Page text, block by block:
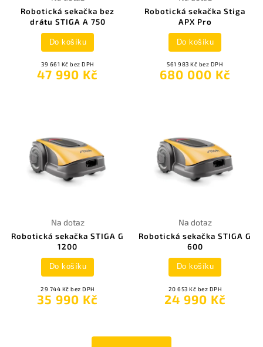
Robotická sekačka bez
drátu STIGA A 750
39 661 Kč bez DPH
47 990 Kč
Do košíku
Robotická sekačka Stiga
APX Pro
561 983 Kč bez DPH
680 000 Kč
Do košíku
Robotická sekačka STIGA G
1200
Na dotaz
29 744 Kč bez DPH
35 990 Kč
Do košíku
Robotická sekačka STIGA G
600
Na dotaz
20 653 Kč bez DPH
24 990 Kč
Do košíku